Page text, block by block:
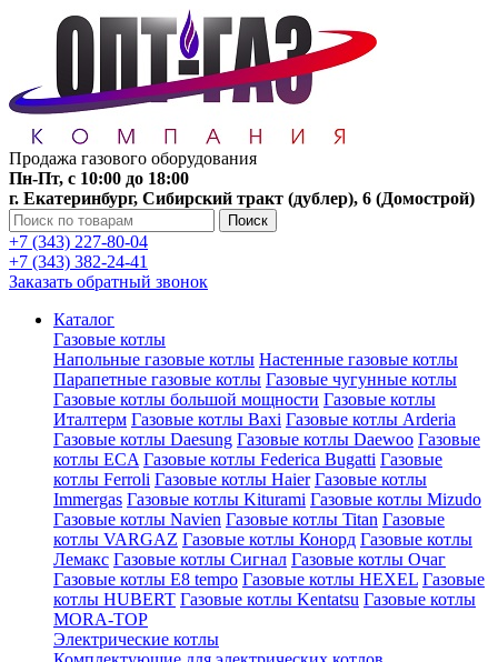
Продажа газового оборудования
Пн-Пт, с 10:00 до 18:00
г. Екатеринбург, Сибирский тракт (дублер), 6 (Домострой)
Поиск
+7 (343) 227-80-04
+7 (343) 382-24-41
Заказать обратный звонок
Каталог
Газовые котлы
Напольные газовые котлы Настенные газовые котлы
Парапетные газовые котлы Газовые чугунные котлы
Газовые котлы большой мощности Газовые котлы
Италтерм Газовые котлы Baxi Газовые котлы Arderia
Газовые котлы Daesung Газовые котлы Daewoo Газовые
котлы ECA Газовые котлы Federica Bugatti Газовые
котлы Ferroli Газовые котлы Haier Газовые котлы
Immergas Газовые котлы Kiturami Газовые котлы Mizudo
Газовые котлы Navien Газовые котлы Titan Газовые
котлы VARGAZ Газовые котлы Конорд Газовые котлы
Лемакс Газовые котлы Сигнал Газовые котлы Очаг
Газовые котлы E8 tempo Газовые котлы HEXEL Газовые
котлы HUBERT Газовые котлы Kentatsu Газовые котлы
MORA-TOP
Электрические котлы